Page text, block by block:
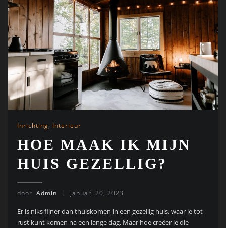
Inrichting, Interieur
HOE MAAK IK MIJN
HUIS GEZELLIG?
door Admin januari 20, 2023
Er is niks fijner dan thuiskomen in een gezellig huis, waar je tot
rust kunt komen na een lange dag. Maar hoe creëer je die